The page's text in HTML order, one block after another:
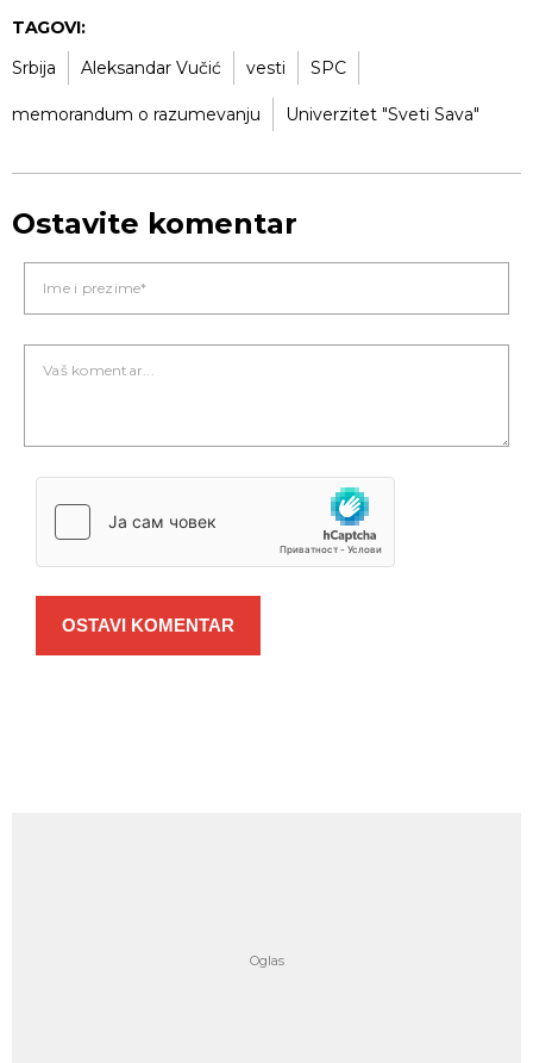
TAGOVI:
Srbija
Aleksandar Vučić vesti SPC
memorandum o razumevanju Univerzitet "Sveti Sava"
Ostavite komentar
OSTAVI KOMENTAR